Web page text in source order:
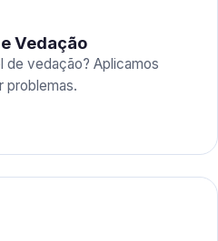
Vedação
de vedação? Aplicamos
problemas.